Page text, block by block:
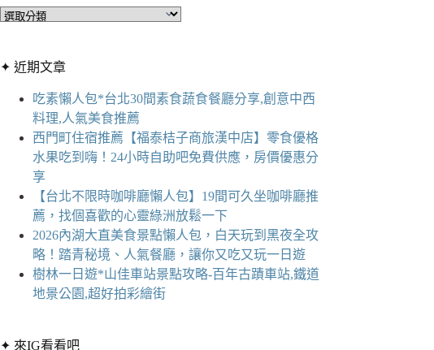
符
件
✦
分
✦ 近期文章
吃素懶人包*台北30間素食蔬食餐廳分享,創意中西
料理,人氣美食推薦
西門町住宿推薦【福泰桔子商旅漢中店】零食優格
水果吃到嗨！24小時自助吧免費供應，房價優惠分
享
【台北不限時咖啡廳懶人包】19間可久坐咖啡廳推
薦，找個喜歡的心靈綠洲放鬆一下
2026內湖大直美食景點懶人包，白天玩到黑夜全攻
略！踏青秘境、人氣餐廳，讓你又吃又玩一日遊
樹林一日遊*山佳車站景點攻略-百年古蹟車站,鐵道
地景公園,超好拍彩繪街
✦ 來IG看看吧